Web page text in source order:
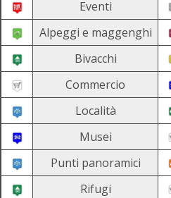
Eventi
Alpeggi e maggenghi
Bivacchi
Commercio
Località
Musei
Punti panoramici
Rifugi